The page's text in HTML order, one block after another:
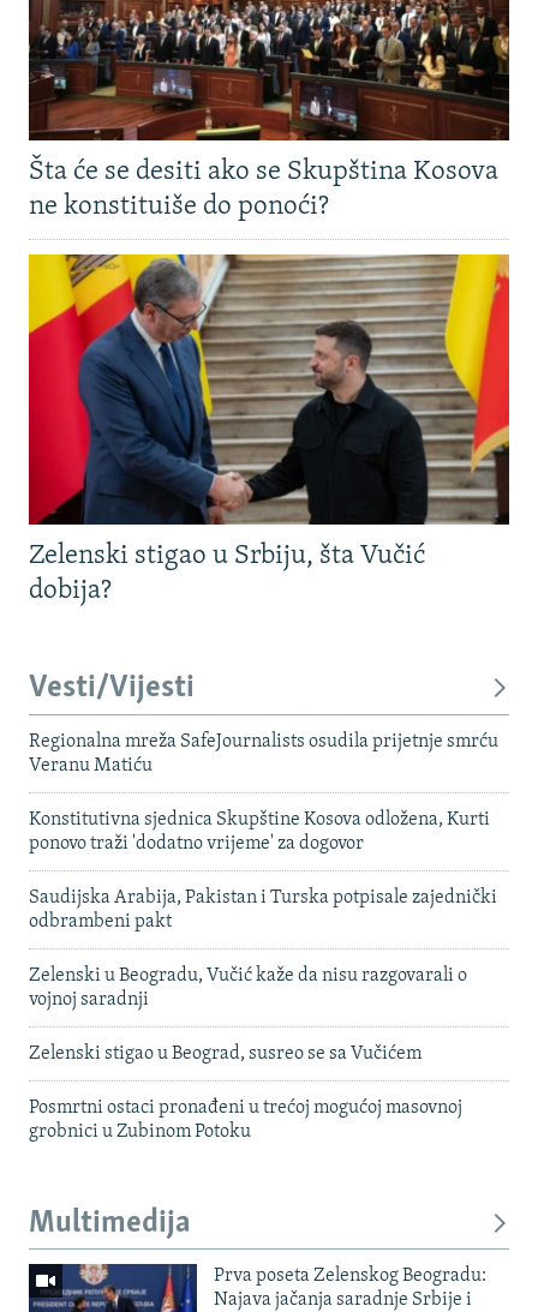
Šta će se desiti ako se Skupština Kosova
ne konstituiše do ponoći?
Zelenski stigao u Srbiju, šta Vučić
dobija?
Vesti/Vijesti
Regionalna mreža SafeJournalists osudila prijetnje smrću
Veranu Matiću
Konstitutivna sjednica Skupštine Kosova odložena, Kurti
ponovo traži 'dodatno vrijeme' za dogovor
Saudijska Arabija, Pakistan i Turska potpisale zajednički
odbrambeni pakt
Zelenski u Beogradu, Vučić kaže da nisu razgovarali o
vojnoj saradnji
Zelenski stigao u Beograd, susreo se sa Vučićem
Posmrtni ostaci pronađeni u trećoj mogućoj masovnoj
grobnici u Zubinom Potoku
Multimedija
Prva poseta Zelenskog Beogradu:
Najava jačanja saradnje Srbije i